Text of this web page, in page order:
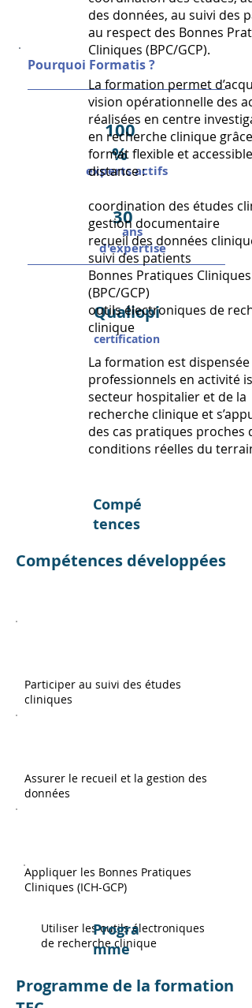
Pourquoi Formatis ?
100
%
experts actifs
30
ans
d'expertise
Qualiopi
certification
des données, au suivi des
au respect des Bonnes
Cliniques (BPC/GCP).
La formation permet
vision opérationnelle des
réalisées en centre
en recherche clinique grâce
format flexible et accessible
distance :
coordination des études
gestion documentaire
recueil des données
suivi des patients
Bonnes Pratiques Cliniques
(BPC/GCP)
outils électroniques de
clinique
La formation est dispensée
professionnels en activité
secteur hospitalier et de la
recherche clinique et
des cas pratiques proches
conditions réelles du terrain.
Compé
tences
Compétences développées
Participer au suivi des études
cliniques
Assurer le recueil et la gestion des
données
Appliquer les Bonnes Pratiques
Cliniques (ICH-GCP)
Utiliser les outils électroniques
de recherche clinique
Progra
mme
Programme de la formation